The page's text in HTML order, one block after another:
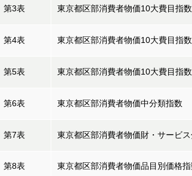
第3表 東京都区部消費者物価10大費目指数
第4表 東京都区部消費者物価10大費目指数
第5表 東京都区部消費者物価10大費目指数
第6表 東京都区部消費者物価中分類指数
第7表 東京都区部消費者物価財・サービ
第8表 東京都区部消費者物価品目別価格指